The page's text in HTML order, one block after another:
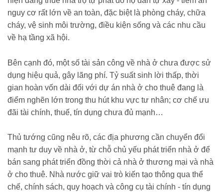
nguy cơ rất lớn về an toàn, đặc biệt là phòng cháy, chữa
cháy, vệ sinh môi trường, điều kiện sống và các nhu cầu
về hạ tầng xã hội.
Bên cạnh đó, một số tài sản công về nhà ở chưa được sử
dụng hiệu quả, gây lãng phí. Tỷ suất sinh lời thấp, thời
gian hoàn vốn dài đối với dự án nhà ở cho thuê đang là
điểm nghẽn lớn trong thu hút khu vực tư nhân; cơ chế ưu
đãi tài chính, thuế, tín dụng chưa đủ mạnh…
Thủ tướng cũng nêu rõ, các địa phương cần chuyển đổi
mạnh tư duy về nhà ở, từ chỗ chủ yếu phát triển nhà ở để
bán sang phát triển đồng thời cả nhà ở thương mại và nhà
ở cho thuê. Nhà nước giữ vai trò kiến tạo thông qua thể
chế, chính sách, quy hoạch và công cụ tài chính - tín dụng